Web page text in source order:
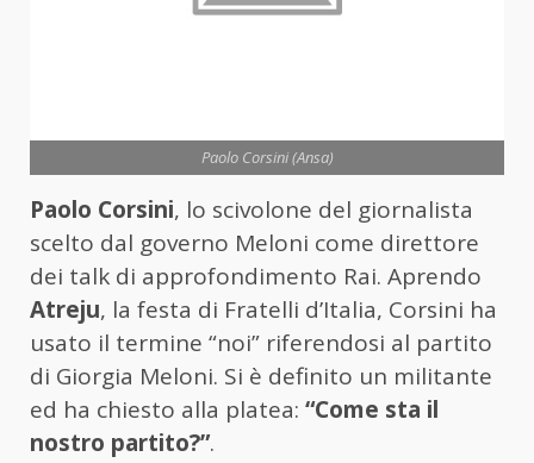
Paolo Corsini (Ansa)
Paolo Corsini, lo scivolone del giornalista
scelto dal governo Meloni come direttore
dei talk di approfondimento Rai. Aprendo
Atreju, la festa di Fratelli d’Italia, Corsini ha
usato il termine “noi” riferendosi al partito
di Giorgia Meloni. Si è definito un militante
ed ha chiesto alla platea: “Come sta il
nostro partito?”.